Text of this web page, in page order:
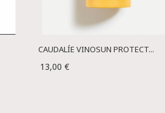
CAUDALÍE VINOSUN PROTECT...
13,00 €